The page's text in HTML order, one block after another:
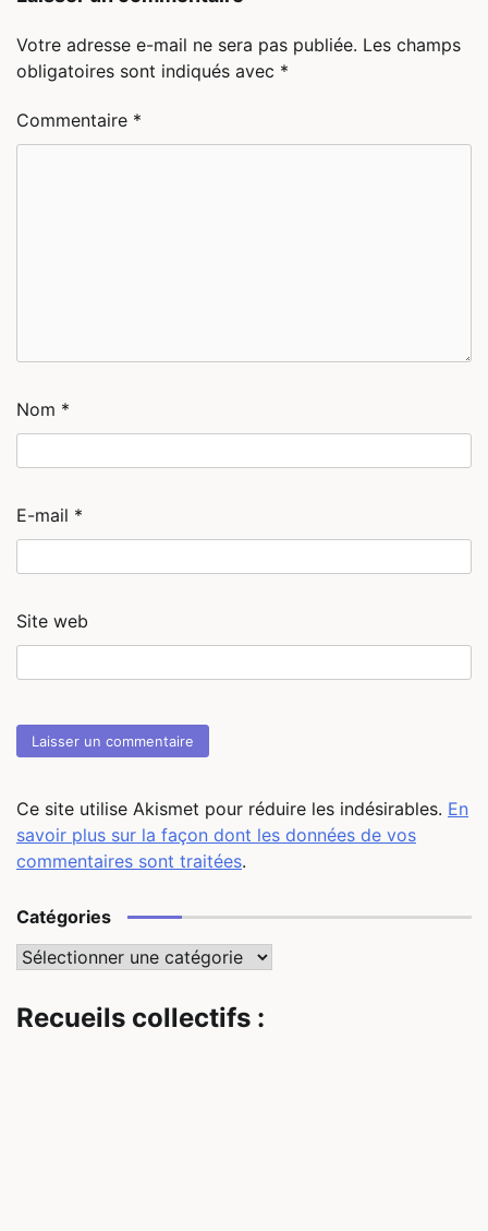
Votre adresse e-mail ne sera pas publiée. Les champs
obligatoires sont indiqués avec *
Commentaire *
Nom *
E-mail *
Site web
Ce site utilise Akismet pour réduire les indésirables. En
savoir plus sur la façon dont les données de vos
commentaires sont traitées.
Catégories
Catégories
Recueils collectifs :